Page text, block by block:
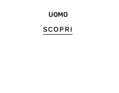
UOMO
SCOPRI